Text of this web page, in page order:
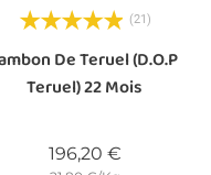
(21)
De Teruel (D.O.P
Teruel) 22 Mois
196,20 €Prix